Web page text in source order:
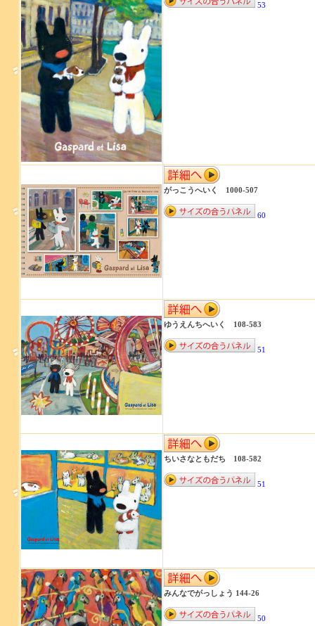
53
がっこうへいく 1000-507
60
ゆうえんちへいく 108-583
51
ちいさなともだち 108-582
51
みんなでがっしょう 144-26
50